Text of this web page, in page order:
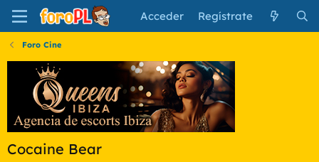
Acceder Regístrate
Foro Cine
Cocaine Bear